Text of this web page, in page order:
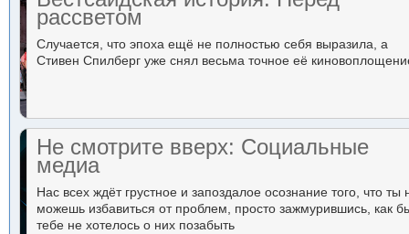
рассветом
Случается, что эпоха ещё не полностью себя выразила, а
Стивен Спилберг уже снял весьма точное её
Не смотрите вверх: Социальные
медиа
Нас всех ждёт грустное и запоздалое осознание того, что ты
можешь избавиться от проблем, просто зажмурившись, как
тебе не хотелось о них позабыть